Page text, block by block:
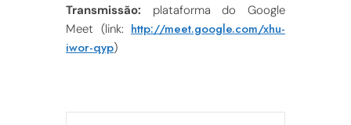
Transmissão: plataforma do Google
Meet (link: http://meet.google.com/xhu-
iwor-qyp)